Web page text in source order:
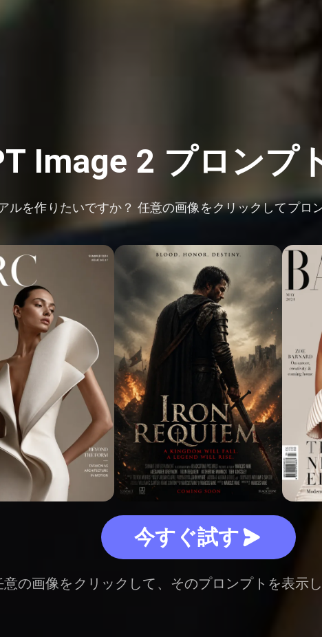
Image 2 プロンプ
ルを作りたいですか？ 任意の画像をクリックしてプロ
今すぐ試す
意の画像をクリックして、そのプロンプトを表示